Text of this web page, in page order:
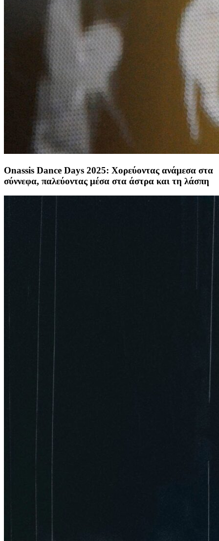
Onassis Dance Days 2025: Χορεύοντας ανάμεσα στα
σύννεφα, παλεύοντας μέσα στα άστρα και τη λάσπη